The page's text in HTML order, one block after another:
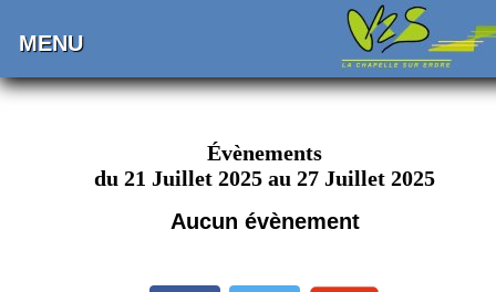
MENU
Évènements
du 21 Juillet 2025 au 27 Juillet 2025
Aucun évènement